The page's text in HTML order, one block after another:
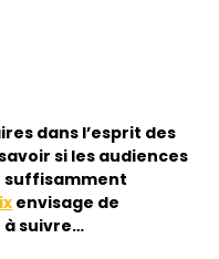
dans l’esprit des
si les audiences
suffisamment
envisage de
à suivre…